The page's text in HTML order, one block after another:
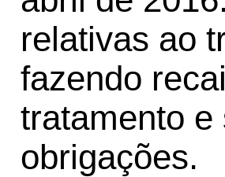
relativas ao
fazendo
tratamento e
obrigações.